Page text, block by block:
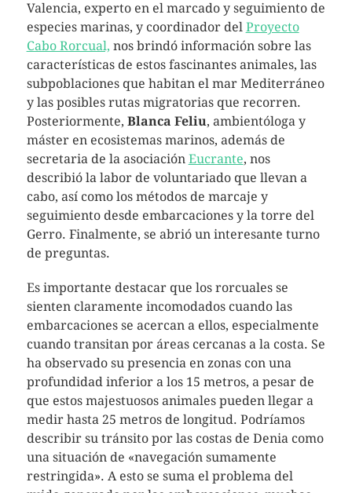
Valencia, experto en el marcado y seguimiento de
especies marinas, y coordinador del Proyecto
Cabo Rorcual, nos brindó información sobre las
características de estos fascinantes animales, las
subpoblaciones que habitan el mar Mediterráneo
y las posibles rutas migratorias que recorren.
Posteriormente, Blanca Feliu, ambientóloga y
máster en ecosistemas marinos, además de
secretaria de la asociación Eucrante, nos
describió la labor de voluntariado que llevan a
cabo, así como los métodos de marcaje y
seguimiento desde embarcaciones y la torre del
Gerro. Finalmente, se abrió un interesante turno
de preguntas.
Es importante destacar que los rorcuales se
sienten claramente incomodados cuando las
embarcaciones se acercan a ellos, especialmente
cuando transitan por áreas cercanas a la costa. Se
ha observado su presencia en zonas con una
profundidad inferior a los 15 metros, a pesar de
que estos majestuosos animales pueden llegar a
medir hasta 25 metros de longitud. Podríamos
describir su tránsito por las costas de Denia como
una situación de «navegación sumamente
restringida». A esto se suma el problema del